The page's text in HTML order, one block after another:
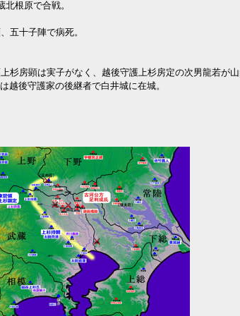
根原で合戦。
五十子陣で病死。
杉房顕は実子がなく、越後守護上杉房定の次男龍若が
越後守護家の後継者で白井城に在城。